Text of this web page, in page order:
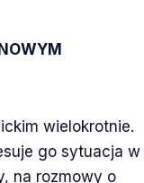
wielokrotnie.
go sytuacja w
na rozmowy o